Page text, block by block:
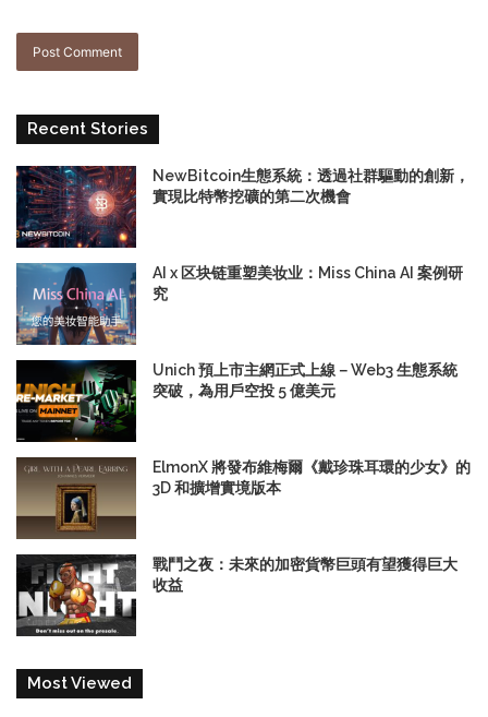
Recent Stories
NewBitcoin生態系統：透過社群驅動的創新，
實現比特幣挖礦的第二次機會
AI x 区块链重塑美妆业：Miss China AI 案例研
究
Unich 預上市主網正式上線－Web3 生態系統
突破，為用戶空投 5 億美元
ElmonX 將發布維梅爾《戴珍珠耳環的少女》的
3D 和擴增實境版本
戰鬥之夜：未來的加密貨幣巨頭有望獲得巨大
收益
Most Viewed